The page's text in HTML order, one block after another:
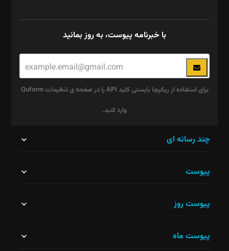
با خبرنامه پیوست، به روز بمانید
برای استفاده از ریکپچا بایستی کلید API را در صفحه ی تنظیمات Quform
وارد کنید.
نباید
شود.
چند رسانه ای
پیوست
پیوست روز
پیوست ماه